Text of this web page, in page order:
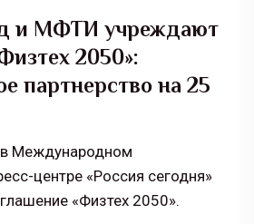
и МФТИ учреждают
2050»:
партнерство на 25
Международном
центре «Россия сегодня»
«Физтех 2050».